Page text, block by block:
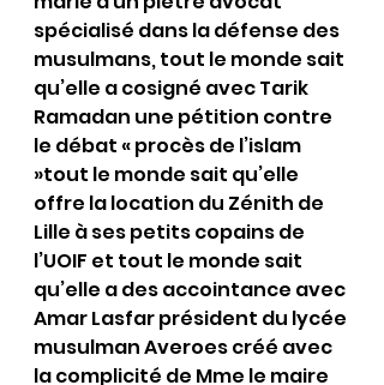
spécialisé dans la défense des
musulmans, tout le monde sait
qu’elle a cosigné avec Tarik
Ramadan une pétition contre
le débat « procès de l’islam
»tout le monde sait qu’elle
offre la location du Zénith de
Lille à ses petits copains de
l’UOIF et tout le monde sait
qu’elle a des accointance avec
Amar Lasfar président du lycée
musulman Averoes créé avec
la complicité de Mme le maire